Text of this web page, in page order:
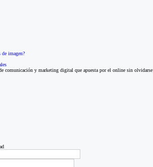
de imagen?
comunicación y marketing digital que apuesta por el online sin olvidarse